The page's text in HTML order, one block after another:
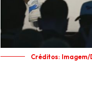
Créditos: Imagem/